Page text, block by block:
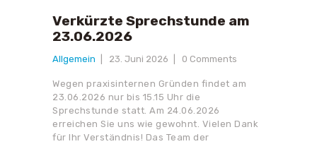
Verkürzte Sprechstunde am
23.06.2026
Allgemein 23. Juni 2026 0 Comments
Wegen praxisinternen Gründen findet am
23.06.2026 nur bis 15.15 Uhr die
Sprechstunde statt. Am 24.06.2026
erreichen Sie uns wie gewohnt. Vielen Dank
für Ihr Verständnis! Das Team der